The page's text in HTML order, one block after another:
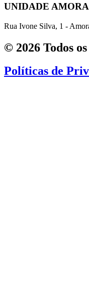
UNIDADE
Rua Ivone Silva, 1 -
© 2026 Todos
Políticas de